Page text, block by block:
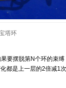
塔环
要摆脱第N个环的束
都是上一层的2倍减1